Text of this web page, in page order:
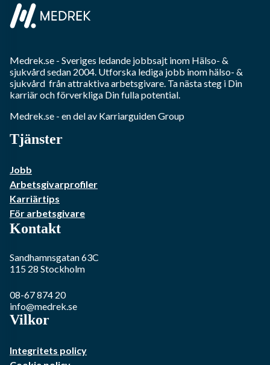
Medrek.se - Sveriges ledande jobbsajt inom Hälso- &
sjukvårdsedan 2004. Utforska lediga jobb inomhälso- &
sjukvård från attraktiva arbetsgivare. Ta nästa steg i Din
karriär och förverkliga Din fulla potential.
Medrek.se - en del av Karriarguiden Group
Tjänster
Jobb
Arbetsgivarprofiler
Karriärtips
För arbetsgivare
Kontakt
Sandhamnsgatan 63C
115 28 Stockholm
08-67 874 20
info@medrek.se
Vilkor
Integritets policy